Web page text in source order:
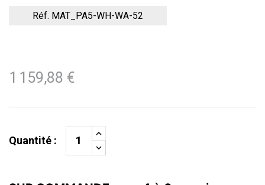
Réf. MAT_PA5-WH-WA-52
1 159,88 €
Quantité :